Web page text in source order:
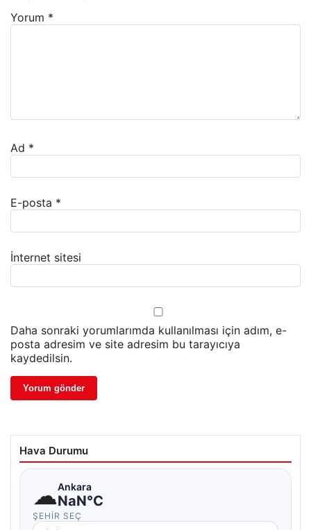
Yorum *
Ad *
E-posta *
İnternet sitesi
Daha sonraki yorumlarımda kullanılması için adım, e-
posta adresim ve site adresim bu tarayıcıya
kaydedilsin.
Hava Durumu
☁Ankara
NaN°C
ŞEHIR SEÇ